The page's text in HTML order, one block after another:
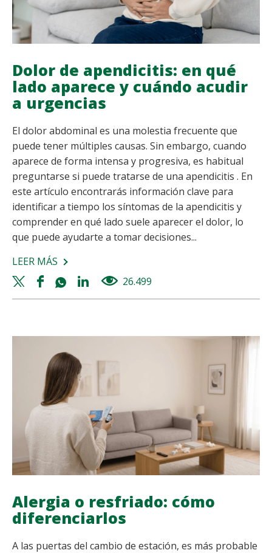
Dolor de apendicitis: en qué
lado aparece y cuándo acudir
a urgencias
El dolor abdominal es una molestia frecuente que
puede tener múltiples causas. Sin embargo, cuando
aparece de forma intensa y progresiva, es habitual
preguntarse si puede tratarse de una apendicitis . En
este artículo encontrarás información clave para
identificar a tiempo los síntomas de la apendicitis y
comprender en qué lado suele aparecer el dolor, lo
que puede ayudarte a tomar decisiones...
LEER MÁS SOBRE
DOLOR
DE
QUÉ
LADO
APARECE
Y
CUÁNDO
ACUDIR
A
URGENCIAS
Twitter
share
Facebook
share
Whatsapp
share
Linkedin
share
26.499
Alergia o resfriado: cómo
diferenciarlos
A las puertas del cambio de estación, es más probable